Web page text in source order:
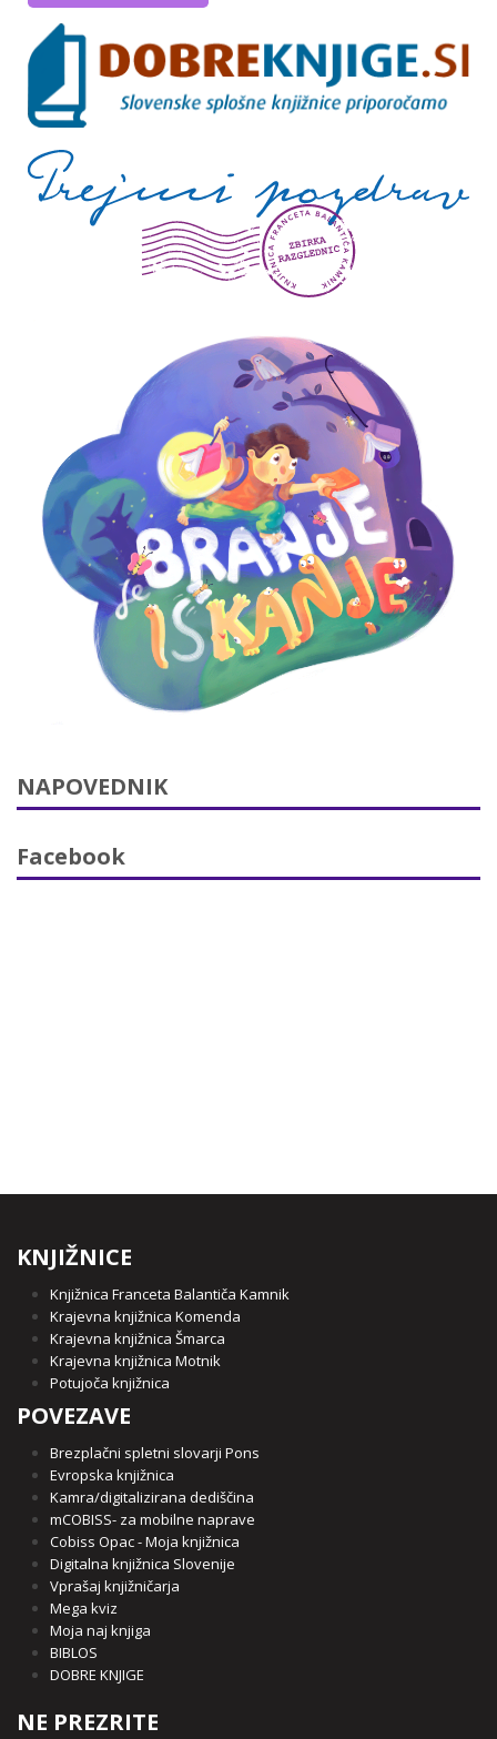
NAPOVEDNIK
Facebook
KNJIŽNICE
Knjižnica Franceta Balantiča Kamnik
Krajevna knjižnica Komenda
Krajevna knjižnica Šmarca
Krajevna knjižnica Motnik
Potujoča knjižnica
POVEZAVE
Brezplačni spletni slovarji Pons
Evropska knjižnica
Kamra/digitalizirana dediščina
mCOBISS- za mobilne naprave
Cobiss Opac - Moja knjižnica
Digitalna knjižnica Slovenije
Vprašaj knjižničarja
Mega kviz
Moja naj knjiga
BIBLOS
DOBRE KNJIGE
NE PREZRITE